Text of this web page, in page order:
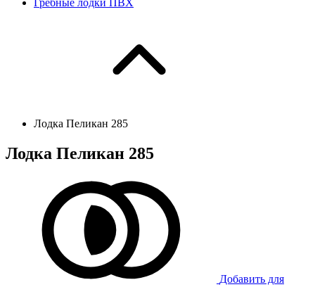
Гребные лодки ПВХ
Лодка Пеликан 285
Лодка Пеликан 285
Добавить для